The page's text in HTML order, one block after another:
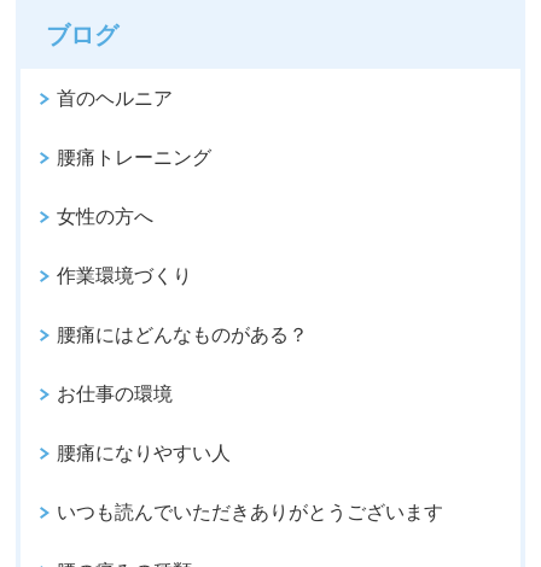
ブログ
首のヘルニア
腰痛トレーニング
女性の方へ
作業環境づくり
腰痛にはどんなものがある？
お仕事の環境
腰痛になりやすい人
いつも読んでいただきありがとうございます